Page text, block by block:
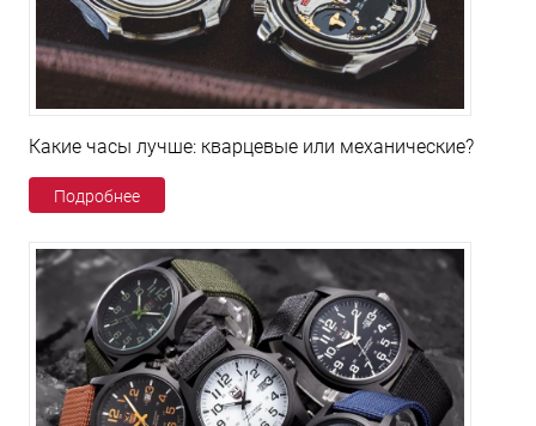
Какие часы лучше: кварцевые или механические?
Подробнее